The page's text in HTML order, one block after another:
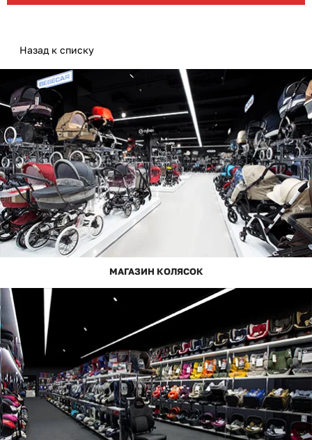
Назад к списку
МАГАЗИН КОЛЯСОК